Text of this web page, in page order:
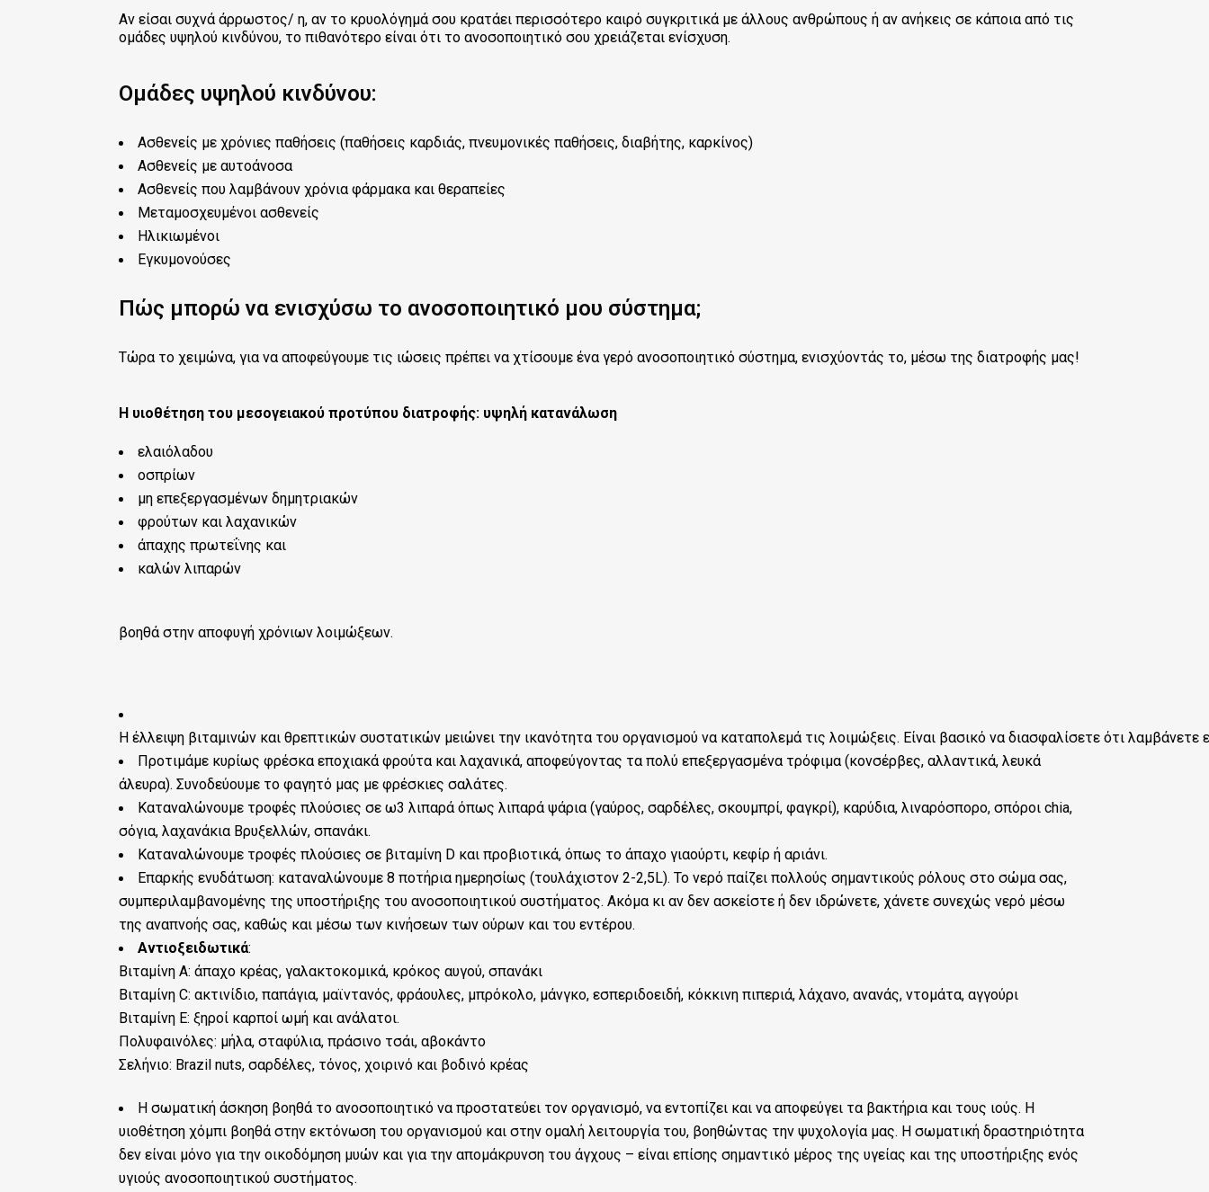
Αν είσαι συχνά άρρωστος/ η, αν το κρυολόγημά σου κρατάει περισσότερο καιρό συγκριτικά με άλλους ανθρώπους ή αν ανήκεις σε κάποια από τις
ομάδες υψηλού κινδύνου, το πιθανότερο είναι ότι το ανοσοποιητικό σου χρειάζεται ενίσχυση.
Ομάδες υψηλού κινδύνου:
Ασθενείς με χρόνιες παθήσεις (παθήσεις καρδιάς, πνευμονικές παθήσεις, διαβήτης, καρκίνος)
Ασθενείς με αυτοάνοσα
Ασθενείς που λαμβάνουν χρόνια φάρμακα και θεραπείες
Μεταμοσχευμένοι ασθενείς
Ηλικιωμένοι
Εγκυμονούσες
Πώς μπορώ να ενισχύσω το ανοσοποιητικό μου σύστημα;
Τώρα το χειμώνα, για να αποφεύγουμε τις ιώσεις πρέπει να χτίσουμε ένα γερό ανοσοποιητικό σύστημα, ενισχύοντάς το, μέσω της διατροφής μας!
Η υιοθέτηση του μεσογειακού προτύπου διατροφής: υψηλή κατανάλωση
ελαιόλαδου
οσπρίων
μη επεξεργασμένων δημητριακών
φρούτων και λαχανικών
άπαχης πρωτεΐνης και
καλών λιπαρών
βοηθά στην αποφυγή χρόνιων λοιμώξεων.
Η έλλειψη βιταμινών και θρεπτικών συστατικών μειώνει την ικανότητα του οργανισμού να καταπολεμά τις λοιμώξεις. Είναι βασικό να διασφαλίσετε ότι
Προτιμάμε κυρίως φρέσκα εποχιακά φρούτα και λαχανικά, αποφεύγοντας τα πολύ επεξεργασμένα τρόφιμα (κονσέρβες, αλλαντικά, λευκά
άλευρα). Συνοδεύουμε το φαγητό μας με φρέσκιες σαλάτες.
Καταναλώνουμε τροφές πλούσιες σε ω3 λιπαρά όπως λιπαρά ψάρια (γαύρος, σαρδέλες, σκουμπρί, φαγκρί), καρύδια, λιναρόσπορο, σπόροι chia,
σόγια, λαχανάκια Βρυξελλών, σπανάκι.
Καταναλώνουμε τροφές πλούσιες σε βιταμίνη D και προβιοτικά, όπως το άπαχο γιαούρτι, κεφίρ ή αριάνι.
Επαρκής ενυδάτωση: καταναλώνουμε 8 ποτήρια ημερησίως (τουλάχιστον 2-2,5L). Το νερό παίζει πολλούς σημαντικούς ρόλους στο σώμα σας,
συμπεριλαμβανομένης της υποστήριξης του ανοσοποιητικού συστήματος. Ακόμα κι αν δεν ασκείστε ή δεν ιδρώνετε, χάνετε συνεχώς νερό μέσω
της αναπνοής σας, καθώς και μέσω των κινήσεων των ούρων και του εντέρου.
Αντιοξειδωτικά:
Βιταμίνη Α: άπαχο κρέας, γαλακτοκομικά, κρόκος αυγού, σπανάκι
Βιταμίνη C: ακτινίδιο, παπάγια, μαϊντανός, φράουλες, μπρόκολο, μάνγκο, εσπεριδοειδή, κόκκινη πιπεριά, λάχανο, ανανάς, ντομάτα, αγγούρι
Βιταμίνη Ε: ξηροί καρποί ωμή και ανάλατοι.
Πολυφαινόλες: μήλα, σταφύλια, πράσινο τσάι, αβοκάντο
Σελήνιο: Brazil nuts, σαρδέλες, τόνος, χοιρινό και βοδινό κρέας
Η σωματική άσκηση βοηθά το ανοσοποιητικό να προστατεύει τον οργανισμό, να εντοπίζει και να αποφεύγει τα βακτήρια και τους ιούς. Η
υιοθέτηση χόμπι βοηθά στην εκτόνωση του οργανισμού και στην ομαλή λειτουργία του, βοηθώντας την ψυχολογία μας. Η σωματική δραστηριότητα
δεν είναι μόνο για την οικοδόμηση μυών και για την απομάκρυνση του άγχους – είναι επίσης σημαντικό μέρος της υγείας και της υποστήριξης ενός
υγιούς ανοσοποιητικού συστήματος.